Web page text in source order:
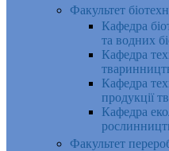
Факультет
Кафедра
та водних
Кафедра
Кафедра
продукції
Кафедра
Факультет